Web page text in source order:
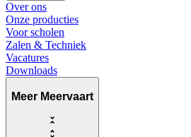
Over ons
Onze producties
Voor scholen
Zalen & Techniek
Vacatures
Downloads
Meer Meervaart